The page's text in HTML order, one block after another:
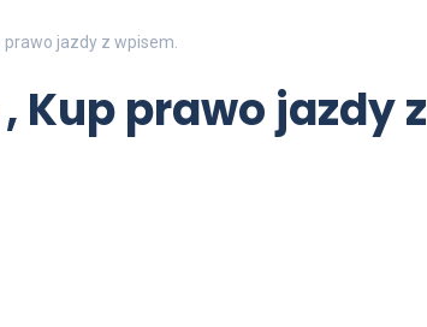
prawo jazdy z wpisem.
Kup prawo jazdy z